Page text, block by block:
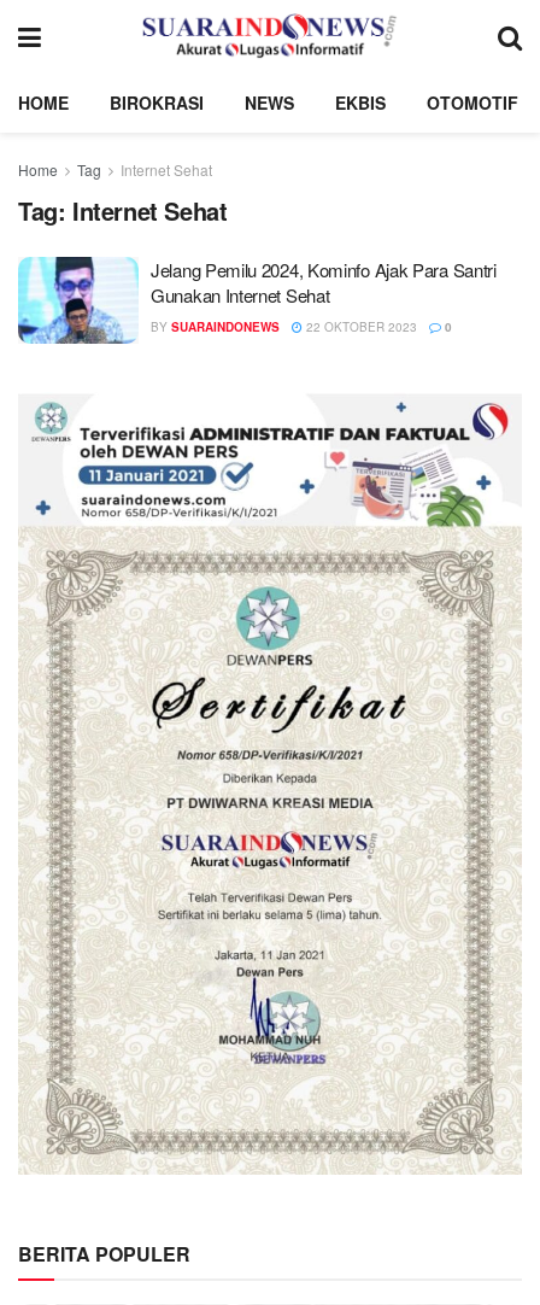
HOME BIROKRASI NEWS EKBIS OTOMOTIF
Home Tag Internet Sehat
Tag: Internet Sehat
Jelang Pemilu 2024, Kominfo Ajak Para Santri
Gunakan Internet Sehat
BY SUARAINDONEWS 22 OKTOBER 2023 0
BERITA POPULER